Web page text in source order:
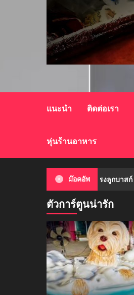
แนะนำ ติดต่อเรา
หุ่นร้านอาหาร
ม๊อคอัพ
ก้อนเนื้อทรงลูกบาสก์
ตัวการ์ตูนน่ารัก